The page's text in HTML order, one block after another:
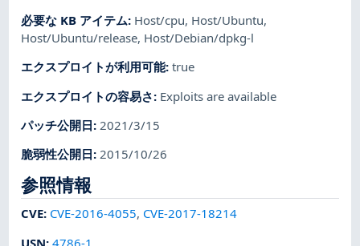
必要な KB アイテム: Host/cpu, Host/Ubuntu,
Host/Ubuntu/release, Host/Debian/dpkg-l
エクスプロイトが利用可能:true
エクスプロイトの容易さ: Exploits are available
パッチ公開日:2021/3/15
脆弱性公開日:2015/10/26
参照情報
CVE: CVE-2016-4055, CVE-2017-18214
USN:4786-1